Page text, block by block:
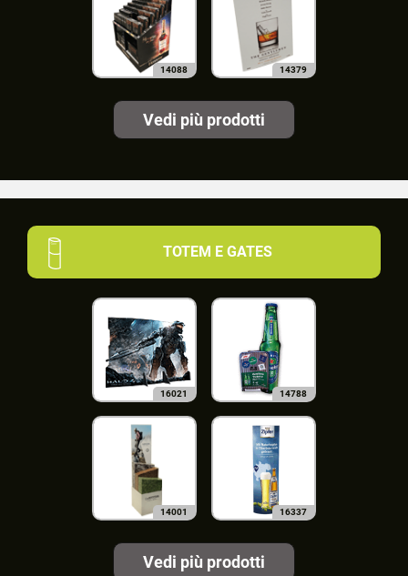
14088 14379
Vedi più prodotti
TOTEM E GATES
16021 14788
14001 16337
Vedi più prodotti